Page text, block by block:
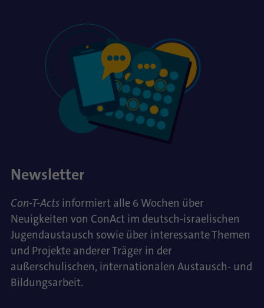
Newsletter
Con-T-Acts informiert alle 6 Wochen über
Neuigkeiten von ConAct im deutsch-israelischen
Jugendaustausch sowie über interessante Themen
und Projekte anderer Träger in der
außerschulischen, internationalen Austausch- und
Bildungsarbeit.